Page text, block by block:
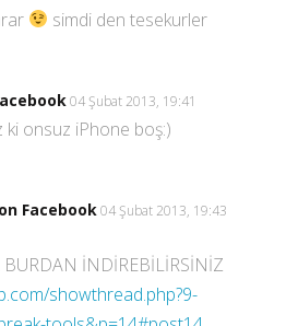
simdi den tesekurler
04 Şubat 2013, 19:41
ki onsuz iPhone boş:)
Facebook04 Şubat 2013, 19:43
BURDAN İNDİREBİLİRSİNİZ
showthread.php?9-